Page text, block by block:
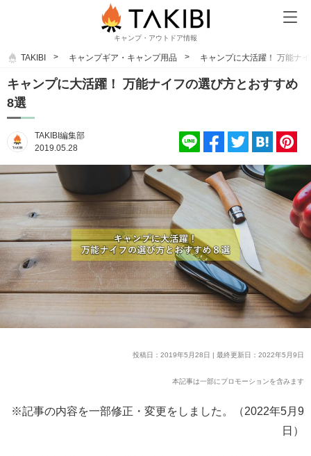
キャンプ・アウトドア情報
TAKIBI キャンプギア・キャンプ用品 キャンプに大活躍！ 万能ナ
キャンプに大活躍！ 万能ナイフの選び方とおすすめ
8選
TAKIBI編集部
2019.05.28
投稿日：2019年5月28日 | 最終更新日：2022年5月9日
本記事は一部にプロモーションを含みます
※記事の内容を一部修正・変更をしました。（2022年5月9
日）